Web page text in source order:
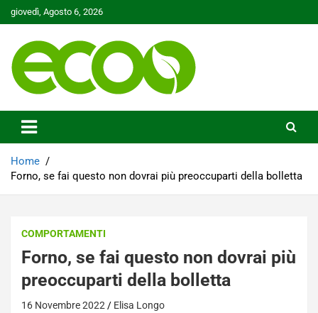
Skip
to
giovedì, Agosto 6, 2026
Ecoo.it
Home
Forno, se fai questo non dovrai più preoccuparti della bolletta
COMPORTAMENTI
Forno, se fai questo non dovrai più
preoccuparti della bolletta
16 Novembre 2022 Elisa Longo